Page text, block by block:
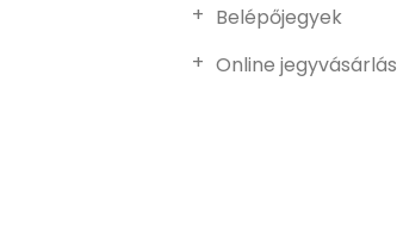
Belépőjegyek
Online jegyvásárlás